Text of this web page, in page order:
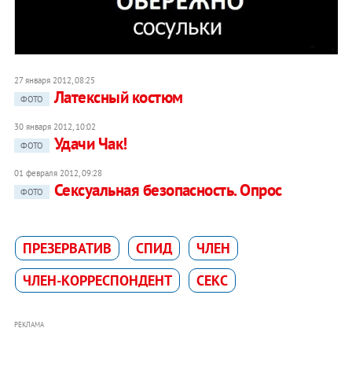
27 января 2012, 08:25
ФОТО
Латексный костюм
30 января 2012, 10:02
ФОТО
Удачи Чак!
01 февраля 2012, 09:28
ФОТО
Сексуальная безопасность. Опрос
ПРЕЗЕРВАТИВ СПИД
ЧЛЕН
ЧЛЕН-КОРРЕСПОНДЕНТ
СЕКС
РЕКЛАМА